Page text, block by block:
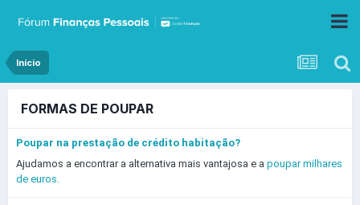
Início
FORMAS DE POUPAR
Poupar na prestação de crédito habitação?
Ajudamos a encontrar a alternativa mais vantajosa e a poupar milhares
de euros.